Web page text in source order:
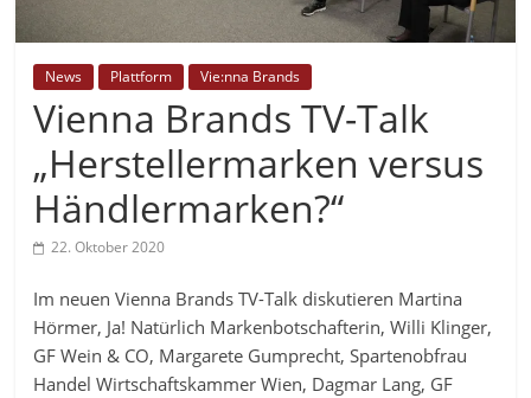
News Plattform Vie:nna Brands
Vienna Brands TV-Talk
„Herstellermarken versus
Händlermarken?“
22. Oktober 2020
Im neuen Vienna Brands TV-Talk diskutieren Martina
Hörmer, Ja! Natürlich Markenbotschafterin, Willi Klinger,
GF Wein & CO, Margarete Gumprecht, Spartenobfrau
Handel Wirtschaftskammer Wien, Dagmar Lang, GF